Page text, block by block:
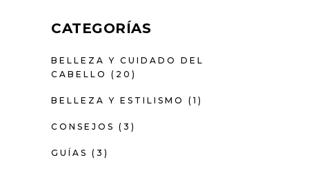
CATEGORÍAS
BELLEZA Y CUIDADO DEL
CABELLO
(20)
BELLEZA Y ESTILISMO (1)
CONSEJOS (3)
GUÍAS (3)